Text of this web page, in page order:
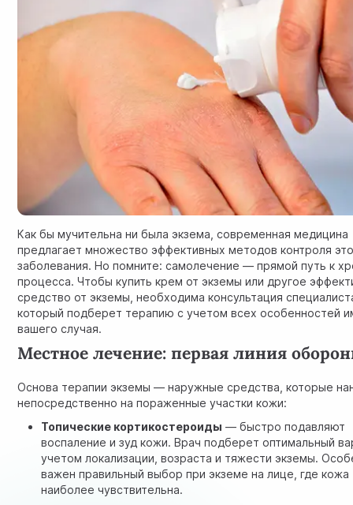
Как бы мучительна ни была экзема, современная медицина
предлагает множество эффективных методов контроля
заболевания. Но помните: самолечение — прямой путь к
процесса. Чтобы купить крем от экземы или другое
средство от экземы, необходима консультация
который подберет терапию с учетом всех особенностей
вашего случая.
Местное лечение: первая линия
Основа терапии экземы — наружные средства, которые
непосредственно на пораженные участки кожи:
Топические кортикостероиды — быстро подавляют
воспаление и зуд кожи. Врач подберет оптимальный
учетом локализации, возраста и тяжести экземы.
важен правильный выбор при экземе на лице, где кожа
наиболее чувствительна.